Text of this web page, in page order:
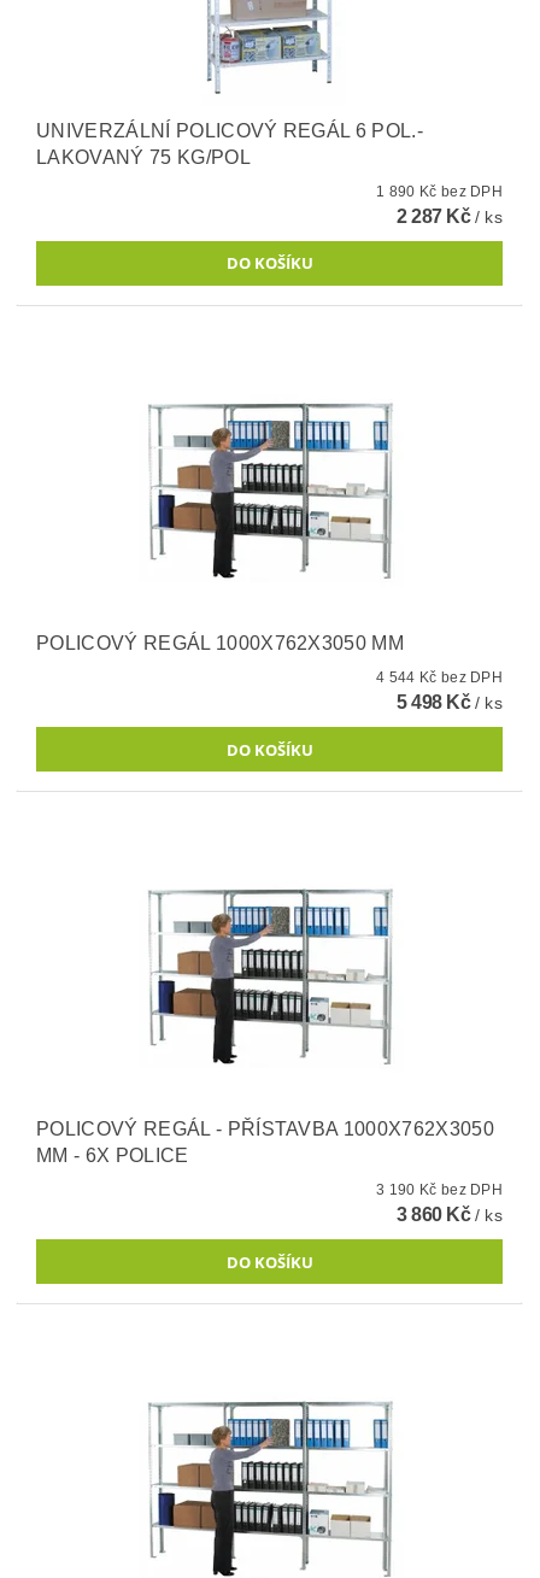
UNIVERZÁLNÍ POLICOVÝ REGÁL 6 POL.-
LAKOVANÝ 75 KG/POL
1 890 Kč bez DPH
2 287 Kč/ ks
POLICOVÝ REGÁL 1000X762X3050 MM
4 544 Kč bez DPH
5 498 Kč/ ks
POLICOVÝ REGÁL - PŘÍSTAVBA 1000X762X3050
MM - 6X POLICE
3 190 Kč bez DPH
3 860 Kč/ ks